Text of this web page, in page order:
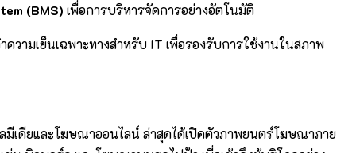
(BMS) เพื่อการบริหารจัดการอย่างอัตโนมัติ
ามเย็นเฉพาะทางสำหรับ IT เพื่อรองรับการใช้งานในสภาพ
มีเดียและโฆษณาออนไลน์ ล่าสุดได้เปิดตัวภาพยนตร์โฆษณาภาย